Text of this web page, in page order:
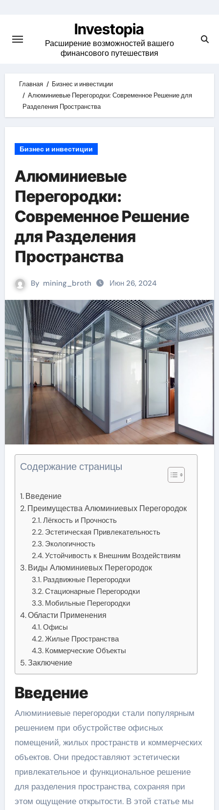
content
Investopia
Расширение возможностей вашего
финансового путешествия
Главная
Бизнес и инвестиции
Алюминиевые Перегородки: Современное Решение для
Разделения Пространства
Бизнес и инвестиции
Алюминиевые
Перегородки:
Современное Решение
для Разделения
Пространства
By mining_broth Июн 26, 2024
Содержание страницы
Введение
Преимущества Алюминиевых Перегородок
Лёгкость и Прочность
Эстетическая Привлекательность
Экологичность
Устойчивость к Внешним Воздействиям
Виды Алюминиевых Перегородок
Раздвижные Перегородки
Стационарные Перегородки
Мобильные Перегородки
Области Применения
Офисы
Жилые Пространства
Коммерческие Объекты
Заключение
Введение
Алюминиевые перегородки стали популярным
решением при обустройстве офисных
помещений, жилых пространств и коммерческих
объектов. Они предоставляют эстетически
привлекательное и функциональное решение
для разделения пространства, сохраняя при
этом ощущение открытости. В этой статье мы